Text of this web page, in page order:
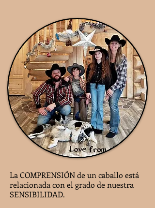
La COMPRENSIÓN de un caballo está
relacionada con el grado de nuestra
SENSIBILIDAD.